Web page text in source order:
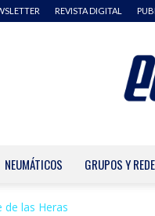
REVISTA DIGITAL
NEUMÁTICOS GRUPOS Y
de las Heras